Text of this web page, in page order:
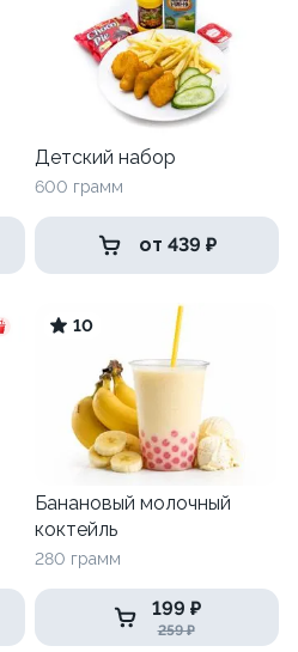
Детский набор
600 грамм
от 439 ₽
10
Банановый молочный
коктейль
280 грамм
199 ₽
259 ₽